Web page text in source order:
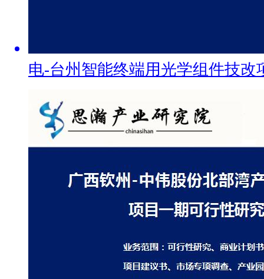
电-台州智能终端用光学组件技改